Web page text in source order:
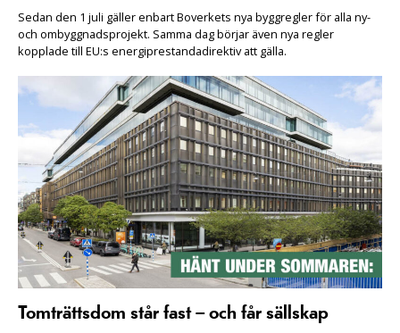
Sedan den 1 juli gäller enbart Boverkets nya byggregler för alla ny-
och ombyggnadsprojekt. Samma dag börjar även nya regler
kopplade till EU:s energiprestandadirektiv att gälla.
Tomträttsdom står fast – och får sällskap